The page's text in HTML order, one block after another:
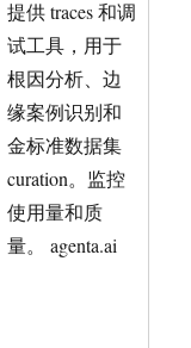
提供 traces 和调
试工具，用于
根因分析、边
缘案例识别和
金标准数据集
curation。监控
使用量和质
量。 agenta.ai